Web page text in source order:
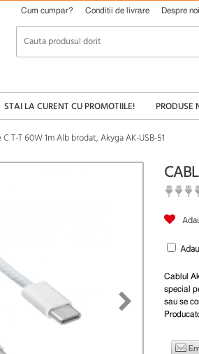
Cum cumpar? Conditii de livrare Despre noi
STAI LA CURENT CU PROMOTIILE! PRODUSE
T-T 60W 1m Alb brodat, Akyga AK-USB-51
Cablul
special
sau se